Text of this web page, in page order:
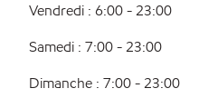
Vendredi : 6:00 - 23:00
Samedi : 7:00 - 23:00
Dimanche : 7:00 - 23:00